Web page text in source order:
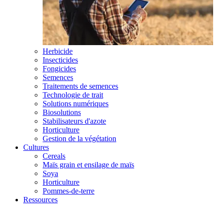
Herbicide
Insecticides
Fongicides
Semences
Traitements de semences
Technologie de trait
Solutions numériques
Biosolutions
Stabilisateurs d'azote
Horticulture
Gestion de la végétation
Cultures
Cereals
Maïs grain et ensilage de maïs
Soya
Horticulture
Pommes-de-terre
Ressources